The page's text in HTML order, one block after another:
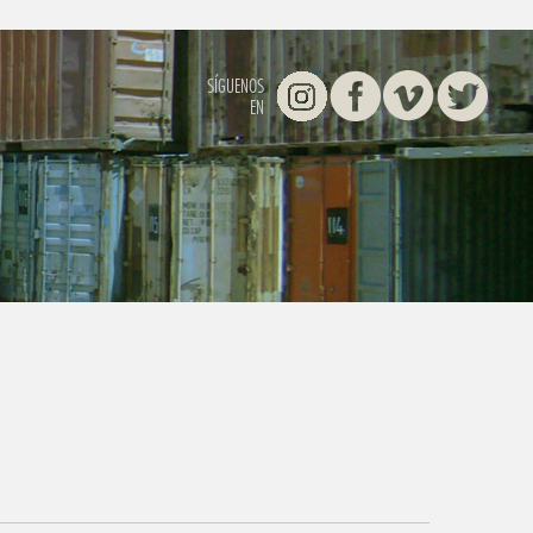
SÍGUENOS
EN
InstagramFacebookVimeoTwitter